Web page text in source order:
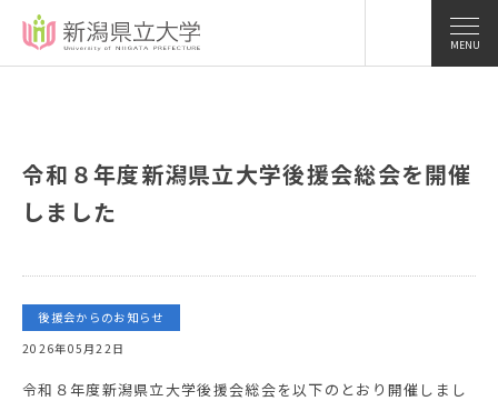
MENU
令和８年度新潟県立大学後援会総会を開催
しました
後援会からのお知らせ
2026年05月22日
令和８年度新潟県立大学後援会総会を以下のとおり開催しまし